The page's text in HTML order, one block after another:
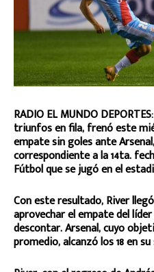
RADIO EL MUNDO
triunfos en fila, frenó este
empate sin goles ante
correspondiente a la 14ta.
Fútbol que se jugó en el
Con este resultado, River
aprovechar el empate del
descontar. Arsenal, cuyo
promedio, alcanzó los 18 en